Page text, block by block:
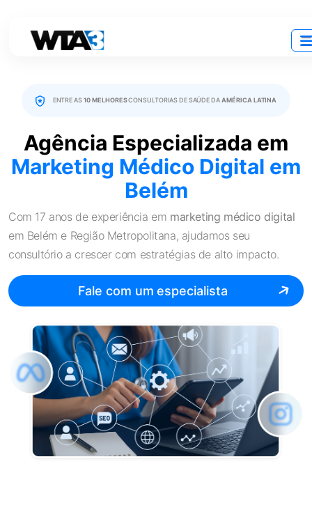
ENTRE AS10 MELHORESCONSULTORIAS DE SAÚDE DAAMÉRICA LATINA
Agência Especializada em
Marketing Médico Digital em
Belém
Com 17 anos de experiência em marketing médico digital
em Belém e Região Metropolitana, ajudamos seu
consultório a crescer com estratégias de alto impacto.
Fale com um especialista